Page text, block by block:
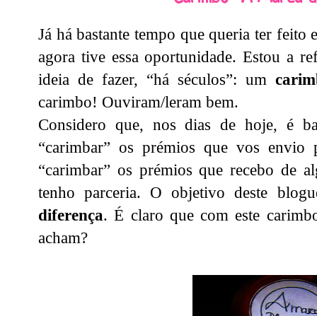
Já há bastante tempo que queria ter feito
agora tive essa oportunidade. Estou a
ideia de fazer, “há séculos”: um
carimbo! Ouviram/leram bem.
Considero que, nos dias de hoje, é
“carimbar” os prémios que vos envio
“carimbar” os prémios que recebo de
tenho parceria. O objetivo deste
diferença. É claro que com este
acham?